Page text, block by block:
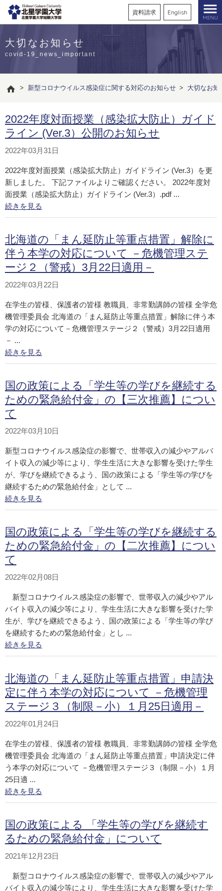
資料請求 English
MENU
大切なお知らせ
covid-19_news_important
> 新型コロナウイルス感染症に関する対応のお知らせ > 大切なお知
2022年度対面授業（感染拡大防止）ガイド
ライン (Ver.3）公開のお知らせ
2022年03月31日
2022年度対面授業（感染拡大防止）ガイドライン (Ver.3）を更
新しました。 下記ファイルよりご確認ください。 2022年度対
面授業（感染拡大防止）ガイドライン (Ver.3）.pdf ...
続きを見る
北海道の「まん延防止等重点措置」解除に
伴う本学の対応について －危機管理ステ
ージ２（警戒）3月22日適用－
2022年03月22日
在学生の皆様、保護者の皆様 教職員、非常勤講師の皆様 全学危
機管理委員会 北海道の「まん延防止等重点措置」解除に伴う本
学の対応について－危機管理ステージ２（警戒）3月22日適用
－ ...
続きを見る
国の政策による「学生等の学びを継続する
ための緊急給付金」の【三次推薦】につい
て
2022年03月10日
新型コロナウイルス感染症の影響で、世帯収入の減少やアルバ
イト収入の減少等により、学生生活に大きな影響を受けた学生
が、学びを継続できるよう、国の政策による「学生等の学びを
継続するための緊急給付金」として ...
続きを見る
国の政策による「学生等の学びを継続する
ための緊急給付金」の【二次推薦】につい
て
2022年02月08日
新型コロナウイルス感染症の影響で、世帯収入の減少やアル
バイト収入の減少等により、学生生活に大きな影響を受けた学
生が、学びを継続できるよう、国の政策による「学生等の学び
を継続するための緊急給付金」とし ...
続きを見る
北海道の「まん延防止等重点措置」申請決
定に伴う本学の対応について －危機管理
ステージ３（制限－小）１月25日適用－
2022年01月24日
在学生の皆様、保護者の皆様 教職員、非常勤講師の皆様 全学危
機管理委員会 北海道の「まん延防止等重点措置」申請決定に伴
う本学の対応について －危機管理ステージ３（制限－小）１月
25日適 ...
続きを見る
国の政策による 「学生等の学びを継続す
るための緊急給付金」について
2021年12月23日
新型コロナウイルス感染症の影響で、世帯収入の減少やアル
バイト収入の減少等により、学生生活に大きな影響を受けた学